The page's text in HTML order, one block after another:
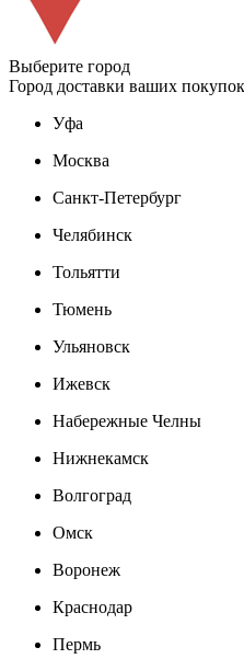
Выберите город
Город доставки ваших покупок
Уфа
Москва
Санкт-Петербург
Челябинск
Тольятти
Тюмень
Ульяновск
Ижевск
Набережные Челны
Нижнекамск
Волгоград
Омск
Воронеж
Краснодар
Пермь